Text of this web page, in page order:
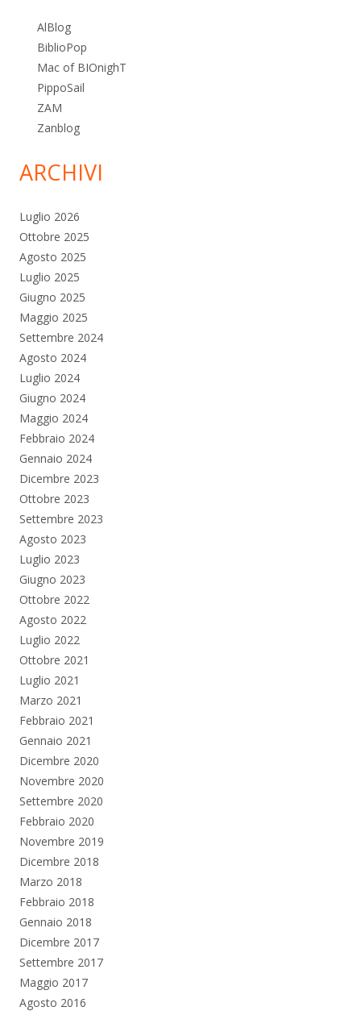
AlBlog
BiblioPop
Mac of BIOnighT
PippoSail
ZAM
Zanblog
ARCHIVI
Luglio 2026
Ottobre 2025
Agosto 2025
Luglio 2025
Giugno 2025
Maggio 2025
Settembre 2024
Agosto 2024
Luglio 2024
Giugno 2024
Maggio 2024
Febbraio 2024
Gennaio 2024
Dicembre 2023
Ottobre 2023
Settembre 2023
Agosto 2023
Luglio 2023
Giugno 2023
Ottobre 2022
Agosto 2022
Luglio 2022
Ottobre 2021
Luglio 2021
Marzo 2021
Febbraio 2021
Gennaio 2021
Dicembre 2020
Novembre 2020
Settembre 2020
Febbraio 2020
Novembre 2019
Dicembre 2018
Marzo 2018
Febbraio 2018
Gennaio 2018
Dicembre 2017
Settembre 2017
Maggio 2017
Agosto 2016